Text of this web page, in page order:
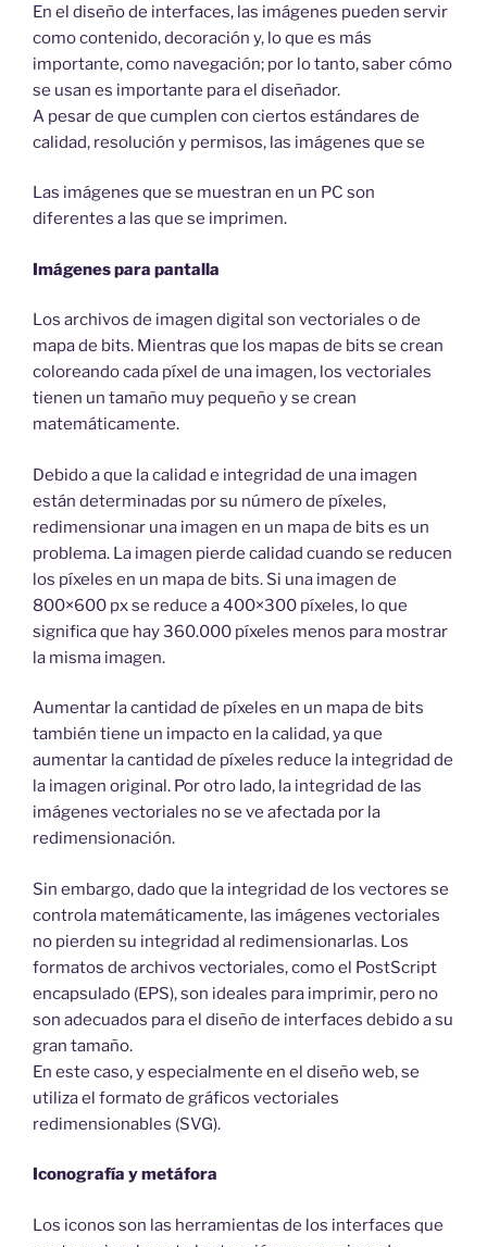
En el diseño de interfaces, las imágenes pueden servir
como contenido, decoración y, lo que es más
importante, como navegación; por lo tanto, saber cómo
se usan es importante para el diseñador.
A pesar de que cumplen con ciertos estándares de
calidad, resolución y permisos, las imágenes que se
Las imágenes que se muestran en un PC son
diferentes a las que se imprimen.
Imágenes para pantalla
Los archivos de imagen digital son vectoriales o de
mapa de bits. Mientras que los mapas de bits se crean
coloreando cada píxel de una imagen, los vectoriales
tienen un tamaño muy pequeño y se crean
matemáticamente.
Debido a que la calidad e integridad de una imagen
están determinadas por su número de píxeles,
redimensionar una imagen en un mapa de bits es un
problema. La imagen pierde calidad cuando se reducen
los píxeles en un mapa de bits. Si una imagen de
800×600 px se reduce a 400×300 píxeles, lo que
significa que hay 360.000 píxeles menos para mostrar
la misma imagen.
Aumentar la cantidad de píxeles en un mapa de bits
también tiene un impacto en la calidad, ya que
aumentar la cantidad de píxeles reduce la integridad de
la imagen original. Por otro lado, la integridad de las
imágenes vectoriales no se ve afectada por la
redimensionación.
Sin embargo, dado que la integridad de los vectores se
controla matemáticamente, las imágenes vectoriales
no pierden su integridad al redimensionarlas. Los
formatos de archivos vectoriales, como el PostScript
encapsulado (EPS), son ideales para imprimir, pero no
son adecuados para el diseño de interfaces debido a su
gran tamaño.
En este caso, y especialmente en el diseño web, se
utiliza el formato de gráficos vectoriales
redimensionables (SVG).
Iconografía y metáfora
Los iconos son las herramientas de los interfaces que